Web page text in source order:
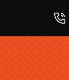
Ожидайте звонка